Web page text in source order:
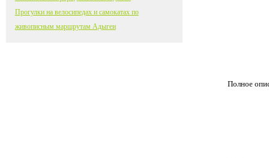
Полное
Прогулки на велосипедах и самокатах по
живописным маршрутам Адыгеи